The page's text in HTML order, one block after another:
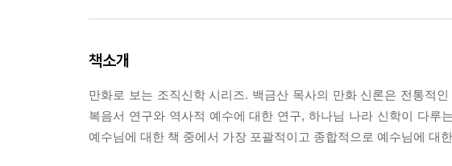
책소개
만화로 보는 조직신학 시리즈. 백금산 목사의 만화 신론은 전통적
복음서 연구와 역사적 예수에 대한 연구, 하나님 나라 신학이 다루
예수님에 대한 책 중에서 가장 포괄적이고 종합적으로 예수님에 대